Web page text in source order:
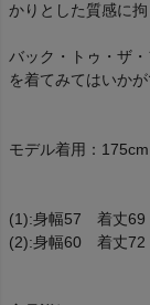
かりとした質感に拘
バック・トゥ・ザ
を着てみてはいか
モデル着用：
(1):身幅57 着丈
(2):身幅60 着丈